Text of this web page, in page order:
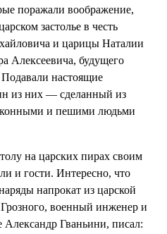
поражали воображение,
застолье в честь
и царицы Наталии
Алексеевича, будущего
настоящие
из них — сделанный из
конными и пешими людьми
на царских пирах своим
и гости. Интересно, что
напрокат из царской
военный инженер и
Александр Гваньини, писал: